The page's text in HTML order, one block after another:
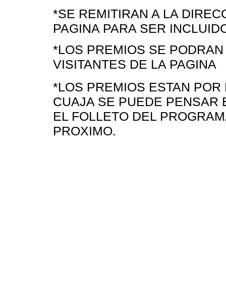
*SE REMITIRAN A LA
PAGINA PARA SER
*LOS PREMIOS SE
VISITANTES DE LA PAGINA
*LOS PREMIOS ESTAN
CUAJA SE PUEDE PENSAR
EL FOLLETO DEL
PROXIMO.